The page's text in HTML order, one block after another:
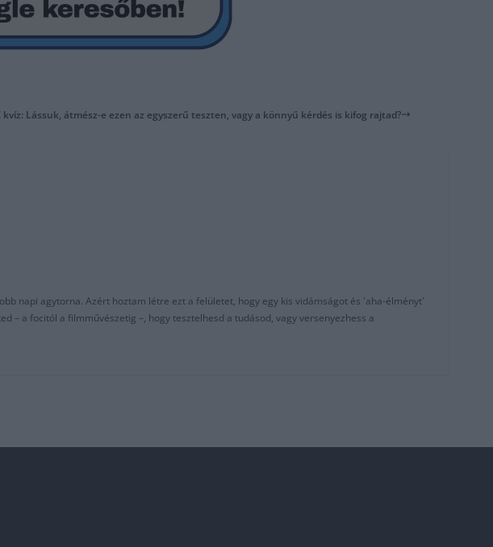
kvíz: Lássuk, átmész-e ezen az egyszerű teszten, vagy a könnyű kérdés is kifog rajtad?
napi agytorna. Azért hoztam létre ezt a felületet, hogy egy kis vidámságot és 'aha-élményt'
– a focitól a filmművészetig –, hogy tesztelhesd a tudásod, vagy versenyezhess a